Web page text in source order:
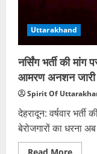
Uttarakhand
नर्सिंग भर्ती की
आमरण अनशन जारी
Spirit Of
देहरादून: वर्षवार
बेरोजगारों का धरना
Read